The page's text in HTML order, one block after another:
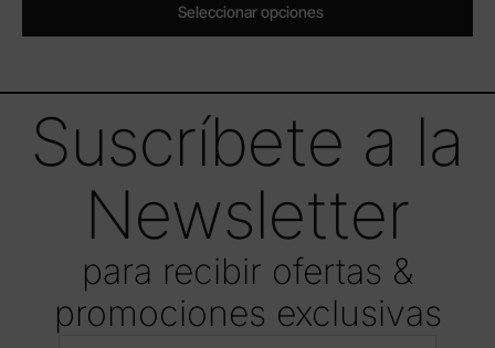
Seleccionar opciones
Suscríbete a la
Newsletter
para recibir ofertas &
promociones exclusivas